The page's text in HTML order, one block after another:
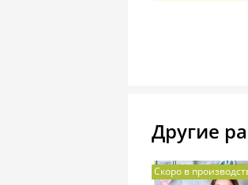
Другие
Скоро в